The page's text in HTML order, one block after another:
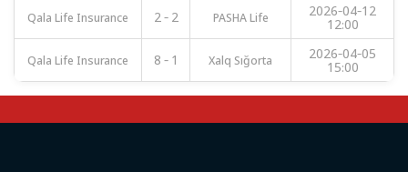
Qala Life Insurance 2 - 2 PASHA Life 2026-04-12
12:00
Qala Life Insurance 8 - 1 Xalq Sığorta 2026-04-05
15:00